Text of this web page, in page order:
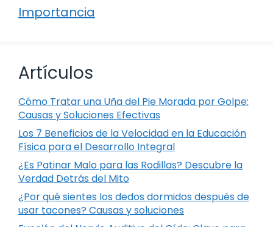
Importancia
Artículos
Cómo Tratar una Uña del Pie Morada por Golpe:
Causas y Soluciones Efectivas
Los 7 Beneficios de la Velocidad en la Educación
Física para el Desarrollo Integral
¿Es Patinar Malo para las Rodillas? Descubre la
Verdad Detrás del Mito
¿Por qué sientes los dedos dormidos después de
usar tacones? Causas y soluciones